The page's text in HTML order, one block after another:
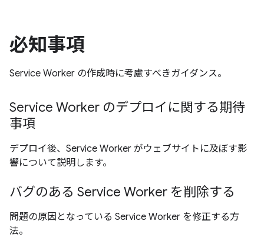
必知事項
Service Worker の作成時に考慮すべきガイダンス。
Service Worker のデプロイに関する期待
事項
デプロイ後、Service Worker がウェブサイトに及ぼす影
響について説明します。
バグのある Service Worker を削除する
問題の原因となっている Service Worker を修正する方
法。